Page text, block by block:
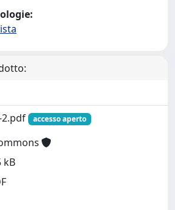
2.pdf
accesso aperto
kB